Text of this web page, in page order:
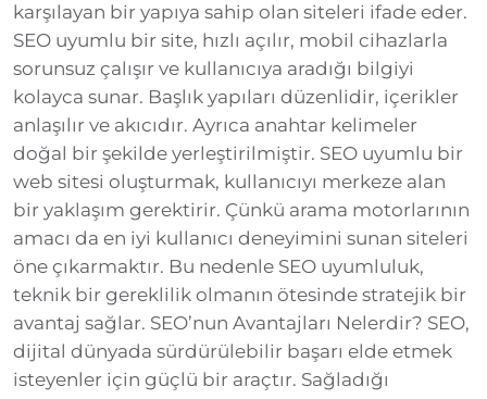
karşılayan bir yapıya sahip olan siteleri ifade eder.
SEO uyumlu bir site, hızlı açılır, mobil cihazlarla
sorunsuz çalışır ve kullanıcıya aradığı bilgiyi
kolayca sunar. Başlık yapıları düzenlidir, içerikler
anlaşılır ve akıcıdır. Ayrıca anahtar kelimeler
doğal bir şekilde yerleştirilmiştir. SEO uyumlu bir
web sitesi oluşturmak, kullanıcıyı merkeze alan
bir yaklaşım gerektirir. Çünkü arama motorlarının
amacı da en iyi kullanıcı deneyimini sunan siteleri
öne çıkarmaktır. Bu nedenle SEO uyumluluk,
teknik bir gereklilik olmanın ötesinde stratejik bir
avantaj sağlar. SEO’nun Avantajları Nelerdir? SEO,
dijital dünyada sürdürülebilir başarı elde etmek
isteyenler için güçlü bir araçtır. Sağladığı